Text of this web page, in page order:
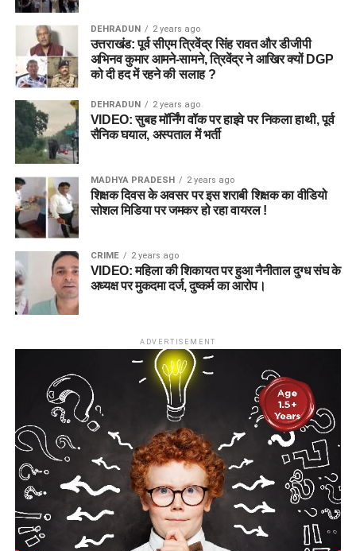
DEHRADUN 2 years ago
उत्तराखंड: पूर्व सीएम त्रिवेंद्र सिंह रावत और डीजीपी
अभिनव कुमार आमने-सामने, त्रिवेंद्र ने आखिर क्यों DGP
को दी हद में रहने की सलाह ?
DEHRADUN 2 years ago
VIDEO: सुबह मॉर्निंग वॉक पर हाइवे पर निकला हाथी, पूर्व
सैनिक घयाल, अस्पताल में भर्ती
MADHYA PRADESH 2 years ago
शिक्षक दिवस के अवसर पर इस शराबी शिक्षक का वीडियो
सोशल मिडिया पर जमकर हो रहा वायरल !
CRIME 2 years ago
VIDEO: महिला की शिकायत पर हुआ नैनीताल दुग्ध संघ के
अध्यक्ष पर मुकदमा दर्ज, दुष्कर्म का आरोप।
ADVERTISEMENT